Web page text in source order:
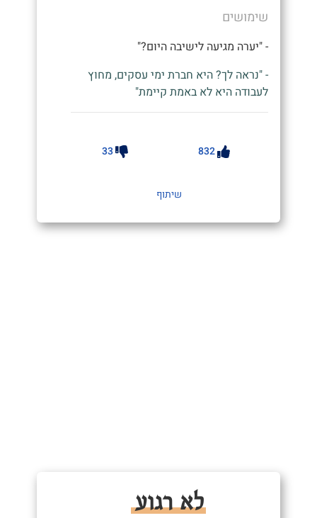
שימושים
- "יערה מגיעה לישיבה היום?"
- "נראה לך? היא חברת ימי עסקים, מחוץ
לעבודה היא לא באמת קיימת"
832
33
שיתוף
לא רגוע